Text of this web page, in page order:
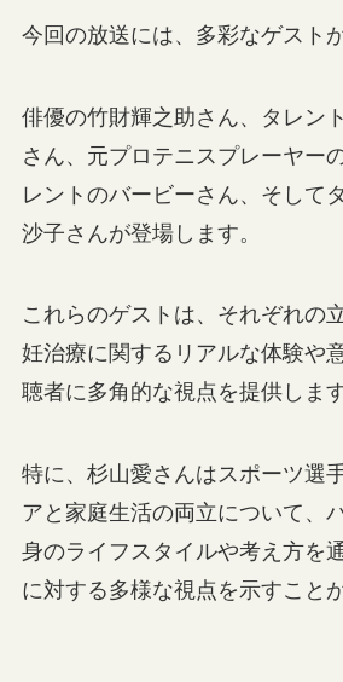
今回の放送には、多彩なゲスト
俳優の竹財輝之助さん、タレン
さん、元プロテニスプレーヤー
レントのバービーさん、そして
沙子さんが登場します。
これらのゲストは、それぞれの
妊治療に関するリアルな体験や
聴者に多角的な視点を提供します
特に、杉山愛さんはスポーツ選
アと家庭生活の両立について、
身のライフスタイルや考え方を
に対する多様な視点を示すこと